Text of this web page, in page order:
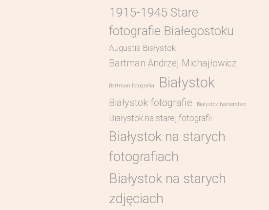
1915-1945 Stare
fotografie Białegostoku
Augustis Białystok
Bartman Andrzej Michajłowicz
Bartman fotografia Białystok
Białystok fotografie Białystok harcerstwo
Białystok na starej fotografii
Białystok na starych
fotografiach
Białystok na starych
zdjęciach